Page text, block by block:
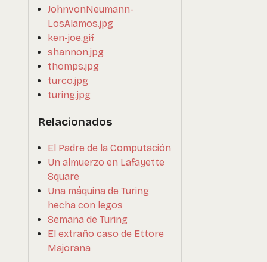
JohnvonNeumann-
LosAlamos.jpg
ken-joe.gif
shannon.jpg
thomps.jpg
turco.jpg
turing.jpg
Relacionados
El Padre de la Computación
Un almuerzo en Lafayette
Square
Una máquina de Turing
hecha con legos
Semana de Turing
El extraño caso de Ettore
Majorana